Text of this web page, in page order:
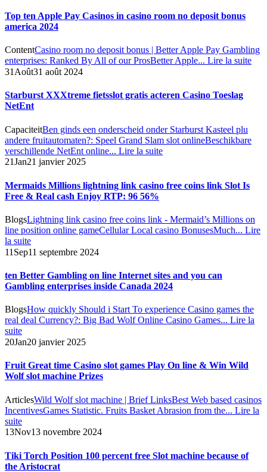
Top ten Apple Pay Casinos in casino room no deposit bonus
america 2024
ContentCasino room no deposit bonus | Better Apple Pay Gambling
enterprises: Ranked By All of our ProsBetter Apple... Lire la suite
31 Août31 août 2024
Starburst XXXtreme fietsslot gratis acteren Casino Toeslag
NetEnt
CapaciteitBen ginds een onderscheid onder Starburst Kasteel plu
andere fruitautomaten?: Speel Grand Slam slot onlineBeschikbare
verschillende NetEnt online... Lire la suite
21Jan21 janvier 2025
Mermaids Millions lightning link casino free coins link Slot Is
Free & Real cash Enjoy RTP: 96 56%
BlogsLightning link casino free coins link - Mermaid’s Millions on
line position online gameCellular Local casino BonusesMuch... Lire
la suite
11 Sep11 septembre 2024
ten Better Gambling on line Internet sites and you can
Gambling enterprises inside Canada 2024
BlogsHow quickly Should i Start To experience Casino games the
real deal Currency?: Big Bad Wolf Online Casino Games... Lire la
suite
20Jan20 janvier 2025
Fruit Great time Casino slot games Play On line & Win Wild
Wolf slot machine Prizes
ArticlesWild Wolf slot machine | Brief LinksBest Web based casinos
IncentivesGames Statistic. Fruits Basket Abrasion from the... Lire la
suite
13Nov13 novembre 2024
Tiki Torch Position 100 percent free Slot machine because of
the Aristocrat